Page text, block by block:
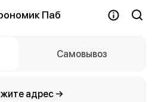
Паб
Самовывоз
адрес →